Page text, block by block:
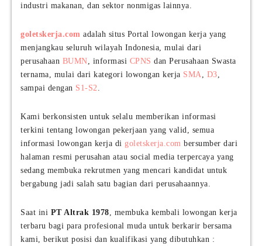
industri makanan, dan sektor nonmigas lainnya.
goletskerja.com adalah situs Portal lowongan kerja yang
menjangkau seluruh wilayah Indonesia, mulai dari
perusahaan BUMN , informasi CPNS dan Perusahaan Swasta
ternama, mulai dari kategori lowongan kerja SMA D3
sampai dengan S1-S2
Kami berkonsisten untuk selalu memberikan informasi
terkini tentang lowongan pekerjaan yang valid, semua
informasi lowongan kerja di goletskerja.com bersumber dari
halaman resmi perusahan atau social media terpercaya yang
sedang membuka rekrutmen yang mencari kandidat untuk
bergabung jadi salah satu bagian dari perusahaannya.
Saat ini PT Altrak 1978 , membuka kembali lowongan kerja
terbaru bagi para profesional muda untuk berkarir bersama
kami, berikut posisi dan kualifikasi yang dibutuhkan :